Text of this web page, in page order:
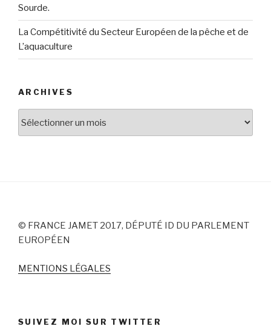
Sourde.
La Compétitivité du Secteur Européen de la pêche et de
L’aquaculture
ARCHIVES
© FRANCE JAMET 2017, DÉPUTÉ ID DU PARLEMENT
EUROPÉEN
MENTIONS LÉGALES
SUIVEZ MOI SUR TWITTER